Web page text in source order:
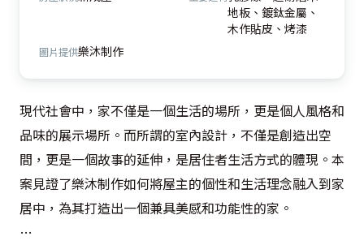
地板、鍍鈦金屬、
木作貼皮、烤漆
圖片提供樂沐制作
現代社會中，家不僅是一個生活的場所，更是個人風格和
品味的展示場所。而所謂的室內設計，不僅是創造出空
間，更是一個故事的延伸，是居住者生活方式的體現。本
案見證了樂沐制作如何將屋主的個性和生活理念融入到家
居中，為其打造出一個兼具美感和功能性的家。